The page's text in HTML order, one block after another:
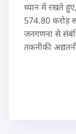
ध्यान में रखते
574.80 करोड़
जनगणना से
तकनीकी